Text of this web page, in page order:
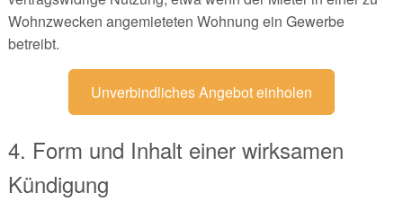
Wohnzwecken angemieteten Wohnung ein Gewerbe
betreibt.
Unverbindliches Angebot einholen
4. Form und Inhalt einer wirksamen
Kündigung